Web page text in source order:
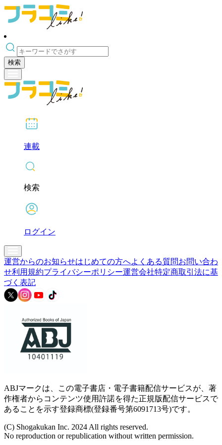
検索
連載
検索
ログイン
運営からのお知らせはじめての方へよくある質問お問い合わ
せ利用規約プライバシーポリシー運営会社特定商取引法に基
づく表記
ABJマークは、この電子書店・電子書籍配信サービスが、著
作権者からコンテンツ使用許諾を得た正規版配信サービスで
あることを示す登録商標(登録番号第6091713号)です。
(C) Shogakukan Inc. 2024 All rights reserved.
No reproduction or republication without written permission.